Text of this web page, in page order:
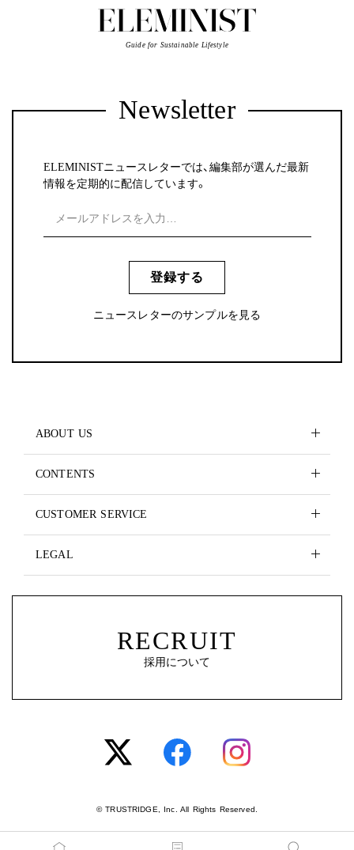
Guide for Sustainable Lifestyle
Newsletter
ELEMINISTニュースレターでは、編集部が選んだ最新
情報を定期的に配信しています。
登録する
ニュースレターのサンプルを見る
ABOUT US
CONTENTS
CUSTOMER SERVICE
LEGAL
RECRUIT
採用について
© TRUSTRIDGE, Inc. All Rights Reserved.